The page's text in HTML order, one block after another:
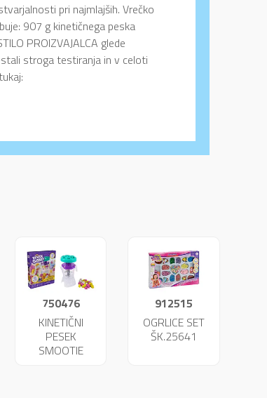
pri najmlajših. Vrečko
907 g kinetičnega peska
PROIZVAJALCA glede
stroga testiranja in v celoti
750476
KINETIČNI
PESEK
SMOOTIE
912515
OGRLICE SET
ŠK.25641